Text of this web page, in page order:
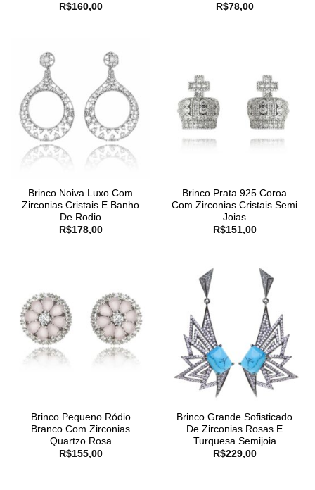
R$160,00
R$78,00
Brinco Noiva Luxo Com
Zirconias Cristais E Banho
De Rodio
R$178,00
Brinco Prata 925 Coroa
Com Zirconias Cristais Semi
Joias
R$151,00
Brinco Pequeno Ródio
Branco Com Zirconias
Quartzo Rosa
R$155,00
Brinco Grande Sofisticado
De Zirconias Rosas E
Turquesa Semijoia
R$229,00